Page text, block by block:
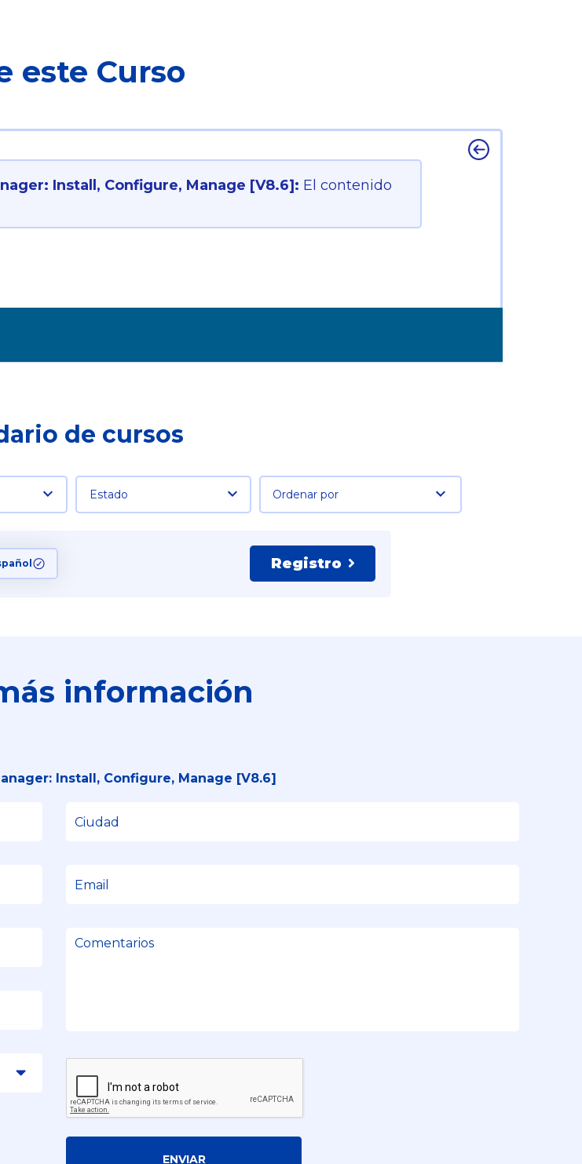
este Curso
Install, Configure, Manage [V8.6]: El contenido
de cursos
Estado Ordenar por
Registro
información
Install, Configure, Manage [V8.6]
ENVIAR